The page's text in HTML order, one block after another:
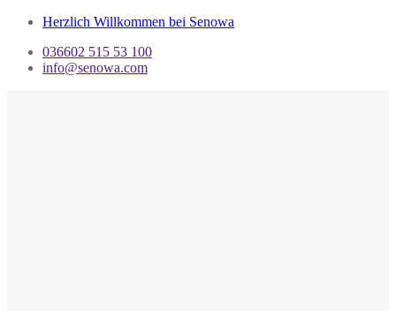
Herzlich Willkommen bei Senowa
036602 515 53 100
info@senowa.com